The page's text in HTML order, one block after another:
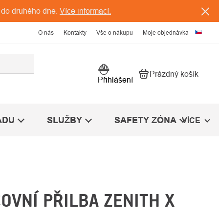
druhého dne. Více informací.
O nás Kontakty Vše o nákupu Moje objednávka
Přihlášení Nákupní košík
Prázdný košík
SLUŽBY SAFETY ZÓNA VÍCE
PŘILBA ZENITH X